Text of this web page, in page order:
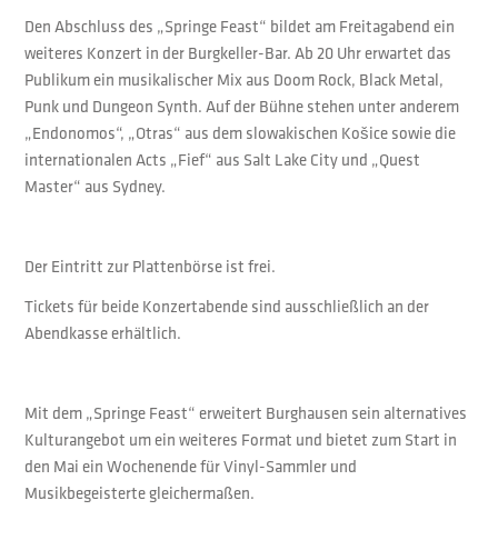
Den Abschluss des „Springe Feast“ bildet am Freitagabend ein
weiteres Konzert in der Burgkeller-Bar. Ab 20 Uhr erwartet das
Publikum ein musikalischer Mix aus Doom Rock, Black Metal,
Punk und Dungeon Synth. Auf der Bühne stehen unter anderem
„Endonomos“, „Otras“ aus dem slowakischen Košice sowie die
internationalen Acts „Fief“ aus Salt Lake City und „Quest
Master“ aus Sydney.
Der Eintritt zur Plattenbörse ist frei.
Tickets für beide Konzertabende sind ausschließlich an der
Abendkasse erhältlich.
Mit dem „Springe Feast“ erweitert Burghausen sein alternatives
Kulturangebot um ein weiteres Format und bietet zum Start in
den Mai ein Wochenende für Vinyl-Sammler und
Musikbegeisterte gleichermaßen.